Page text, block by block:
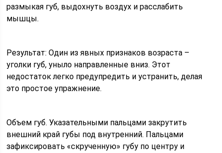
размыкая губ, выдохнуть воздух и расслабить
мышцы.
Результат: Один из явных признаков возраста –
уголки губ, уныло направленные вниз. Этот
недостаток легко предупредить и устранить, делая
это простое упражнение.
Объем губ. Указательными пальцами закрутить
внешний край губы под внутренний. Пальцами
зафиксировать «скрученную» губу по центру и